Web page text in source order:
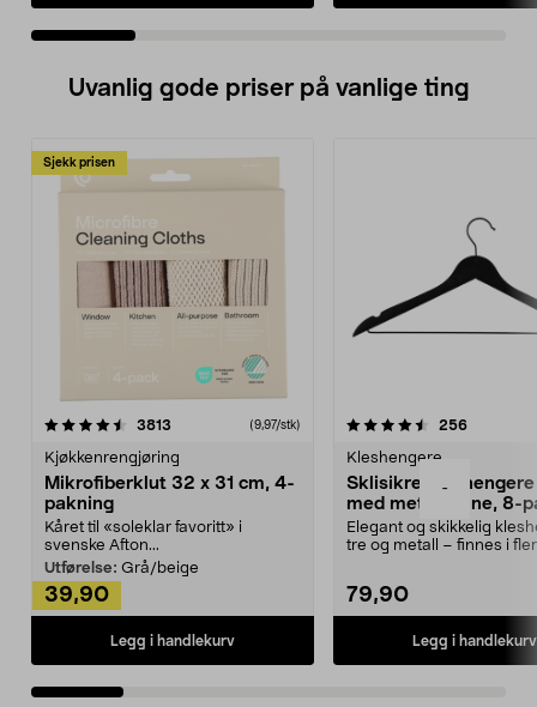
-
Uvanlig gode priser på vanlige ting
Sjekk prisen
3813 anmeldelser(9,97/stk)
Kjøkkenrengjøring
Mikrofiberklut 32 x 31 cm, 4-
pakning
Kåret til «soleklar favoritt» i
svenske Afton...
Utførelse: Grå/beige
39,90
Legg i handlekurv
4.5av 5 stjerner 256
Kleshengere
Sklisikre
med metallpinne, 8-
Elegant og skikkelig
tre og metall – finnes i
79,90
Legg i handlekurv
4.5av 5 stjerner